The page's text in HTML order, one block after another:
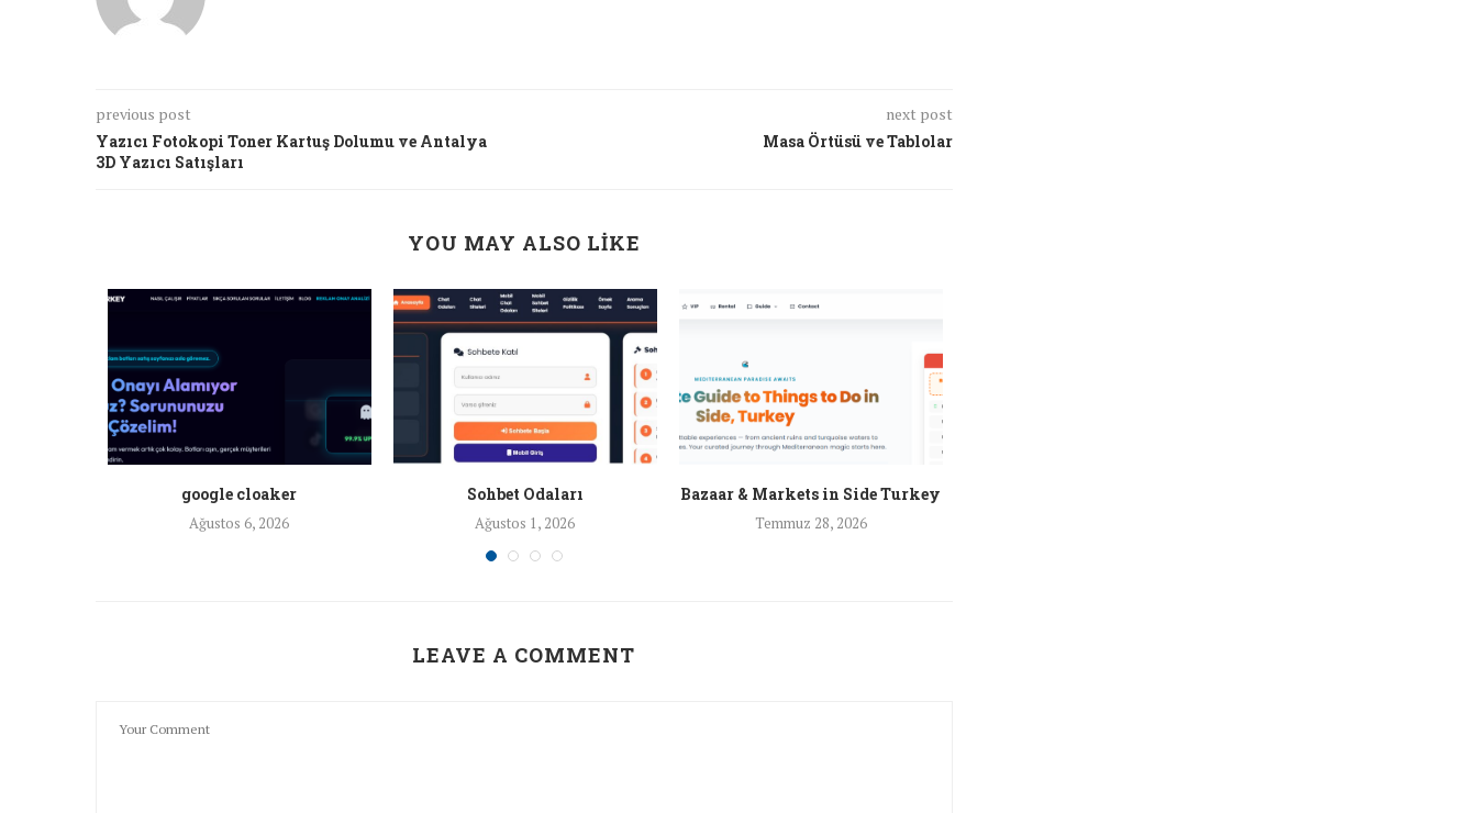
previous post
Yazıcı Fotokopi Toner Kartuş Dolumu ve Antalya
3D Yazıcı Satışları
next post
Masa Örtüsü ve Tablolar
YOU MAY ALSO LIKE
google cloaker
Ağustos 6, 2026
Sohbet Odaları
Ağustos 1, 2026
Bazaar & Markets in Side Turkey
Temmuz 28, 2026
LEAVE A COMMENT